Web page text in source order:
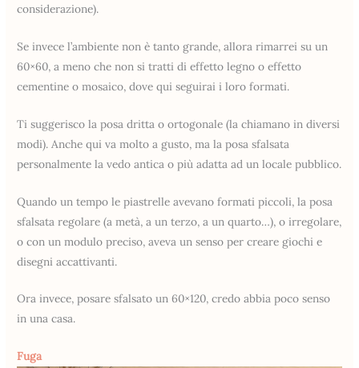
considerazione).
Se invece l’ambiente non è tanto grande, allora rimarrei su un
60×60, a meno che non si tratti di effetto legno o effetto
cementine o mosaico, dove qui seguirai i loro formati.
Ti suggerisco la posa dritta o ortogonale (la chiamano in diversi
modi). Anche qui va molto a gusto, ma la posa sfalsata
personalmente la vedo antica o più adatta ad un locale pubblico.
Quando un tempo le piastrelle avevano formati piccoli, la posa
sfalsata regolare (a metà, a un terzo, a un quarto…), o irregolare,
o con un modulo preciso, aveva un senso per creare giochi e
disegni accattivanti.
Ora invece, posare sfalsato un 60×120, credo abbia poco senso
in una casa.
Fuga